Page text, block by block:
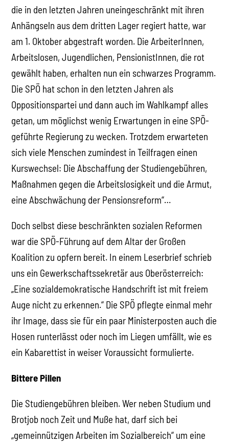
die in den letzten Jahren uneingeschränkt mit ihren
Anhängseln aus dem dritten Lager regiert hatte, war
am 1. Oktober abgestraft worden. Die ArbeiterInnen,
Arbeitslosen, Jugendlichen, PensionistInnen, die rot
gewählt haben, erhalten nun ein schwarzes Programm.
Die SPÖ hat schon in den letzten Jahren als
Oppositionspartei und dann auch im Wahlkampf alles
getan, um möglichst wenig Erwartungen in eine SPÖ-
geführte Regierung zu wecken. Trotzdem erwarteten
sich viele Menschen zumindest in Teilfragen einen
Kurswechsel: Die Abschaffung der Studiengebühren,
Maßnahmen gegen die Arbeitslosigkeit und die Armut,
eine Abschwächung der Pensionsreform“…
Doch selbst diese beschränkten sozialen Reformen
war die SPÖ-Führung auf dem Altar der Großen
Koalition zu opfern bereit. In einem Leserbrief schrieb
uns ein Gewerkschaftssekretär aus Oberösterreich:
„Eine sozialdemokratische Handschrift ist mit freiem
Auge nicht zu erkennen.“ Die SPÖ pflegte einmal mehr
ihr Image, dass sie für ein paar Ministerposten auch die
Hosen runterlässt oder noch im Liegen umfällt, wie es
ein Kabarettist in weiser Voraussicht formulierte.
Bittere Pillen
Die Studiengebühren bleiben. Wer neben Studium und
Brotjob noch Zeit und Muße hat, darf sich bei
„gemeinnützigen Arbeiten im Sozialbereich“ um eine